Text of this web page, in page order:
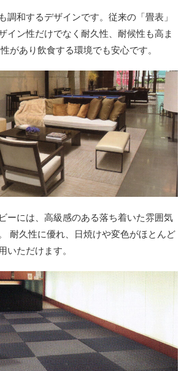
調和するデザインです。従来の「畳表」
イン性だけでなく耐久性、耐候性も高ま
があり飲食する環境でも安心です。
ーには、高級感のある落ち着いた雰囲気
耐久性に優れ、日焼けや変色がほとんど
いただけます。